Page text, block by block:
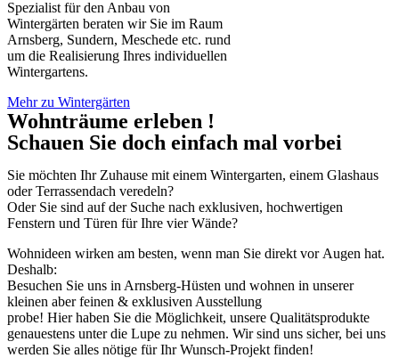
Spezialist für den Anbau von
Wintergärten beraten wir Sie im Raum
Arnsberg, Sundern, Meschede etc. rund
um die Realisierung Ihres individuellen
Wintergartens.
Mehr zu Wintergärten
Wohnträume erleben !
Schauen Sie doch einfach mal vorbei
Sie möchten Ihr Zuhause mit einem Wintergarten, einem Glashaus
oder Terrassendach veredeln?
Oder Sie sind auf der Suche nach exklusiven, hochwertigen
Fenstern und Türen für Ihre vier Wände?
Wohnideen wirken am besten, wenn man Sie direkt vor Augen hat.
Deshalb:
Besuchen Sie uns in Arnsberg-Hüsten und wohnen in unserer
kleinen aber feinen & exklusiven Ausstellung
probe! Hier haben Sie die Möglichkeit, unsere Qualitätsprodukte
genauestens unter die Lupe zu nehmen. Wir sind uns sicher, bei uns
werden Sie alles nötige für Ihr Wunsch-Projekt finden!